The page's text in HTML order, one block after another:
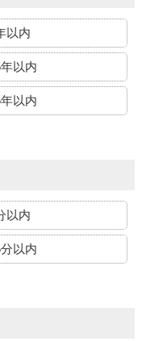
以内
以内
以内
以内
以内